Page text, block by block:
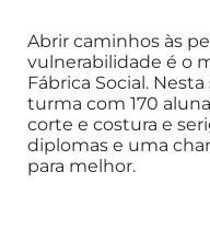
Abrir caminhos às
vulnerabilidade é o
Fábrica Social.
turma com 170
corte e costura e
diplomas e uma
para melhor.